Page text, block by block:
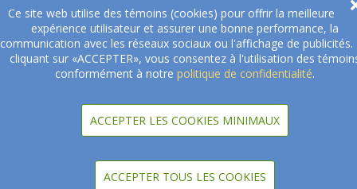
Ce site web utilise des témoins (cookies) pour offrir la meilleure
expérience utilisateur et assurer une bonne performance, la
communication avec les réseaux sociaux ou l'affichage de publicités.
cliquant sur «ACCEPTER», vous consentez à l'utilisation des
conformément à notre politique de confidentialité.
ACCEPTER LES COOKIES MINIMAUX
ACCEPTER TOUS LES COOKIES
À propos
Carrières
Offre
Témoignages
Partenaires
Nos partenaires
Devenir Partenaire
Professionnels de la santé
réservés.